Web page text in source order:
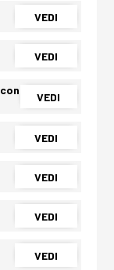
VEDI
VEDI
VEDI
VEDI
VEDI
VEDI
VEDI